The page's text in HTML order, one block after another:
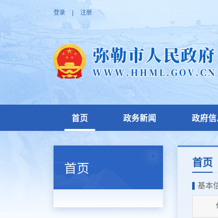
登录 | 注册
首页 政务新闻 政府
首页 首页
基本